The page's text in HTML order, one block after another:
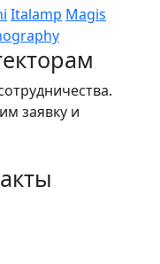
Italamp Magis
заявку и